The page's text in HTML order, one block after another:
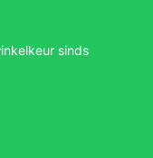
sinds